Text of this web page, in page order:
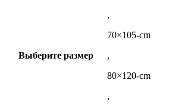
Выберите размер
,
70×105-cm
,
80×120-cm
,